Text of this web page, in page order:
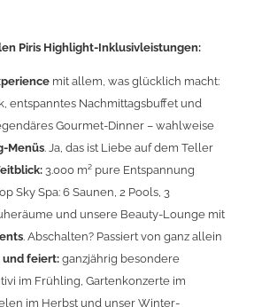
Piris Highlight-Inklusivleistungen:
mit allem, was glücklich macht:
entspanntes Nachmittagsbuffet und
Gourmet-Dinner – wahlweise
Menüs. Ja, das ist Liebe auf dem Teller
3.000 m² pure Entspannung
Sky Spa: 6 Saunen, 2 Pools, 3
und unsere Beauty-Lounge mit
. Abschalten? Passiert von ganz allein
und feiert: ganzjährig besondere
im Frühling, Gartenkonzerte im
im Herbst und unser Winter-